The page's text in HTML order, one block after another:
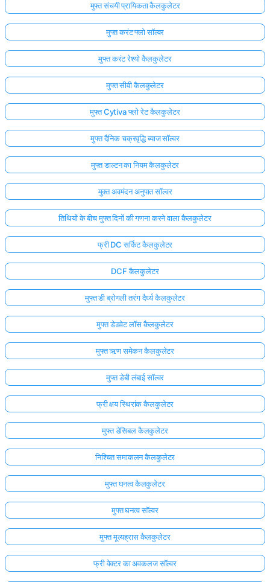
मुफ्त संचयी प्रायिकता कैलकुलेटर
मुफ्त करंट फ्लो सॉल्वर
मुफ्त करंट रेश्यो कैलकुलेटर
मुफ्त सीवी कैलकुलेटर
मुफ्त Cytiva फ्लो रेट कैलकुलेटर
मुफ्त दैनिक चक्रवृद्धि ब्याज सॉल्वर
मुफ्त डाल्टन का नियम कैलकुलेटर
मुक्त अवमंदन अनुपात सॉल्वर
तिथियों के बीच मुफ्त दिनों की गणना करने वाला कैलकुलेटर
फ्री DC सर्किट कैलकुलेटर
DCF कैलकुलेटर
मुफ्त डी ब्रोगली तरंग दैर्ध्य कैलकुलेटर
मुफ्त डेडवेट लॉस कैलकुलेटर
मुफ्त ऋण समेकन कैलकुलेटर
मुफ्त डेबी लंबाई सॉल्वर
फ्री क्षय स्थिरांक कैलकुलेटर
मुफ्त डेसिबल कैलकुलेटर
निश्चित समाकलन कैलकुलेटर
मुफ्त घनत्व कैलकुलेटर
मुफ्त घनत्व सॉल्वर
मुफ्त मूल्यह्रास कैलकुलेटर
फ्री वेक्टर का अवकलज सॉल्वर